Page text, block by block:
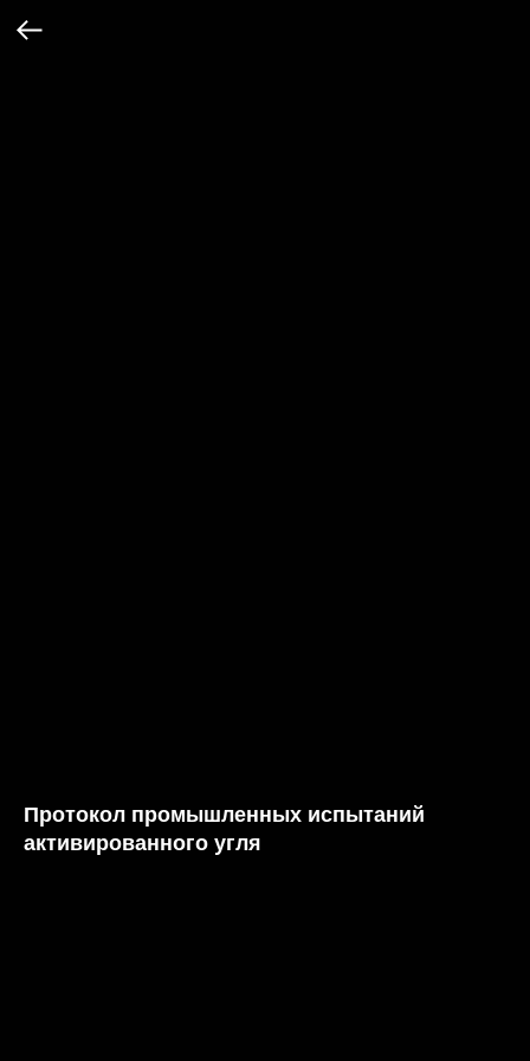
Протокол промышленных испытаний
активированного угля